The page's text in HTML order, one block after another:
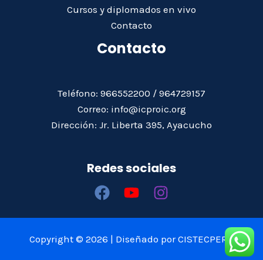
Cursos y diplomados en vivo
Contacto
Contacto
Teléfono: 966552200 / 964729157
Correo: info@icproic.org
Dirección: Jr. Liberta 395, Ayacucho
Redes sociales
Copyright © 2026 | Diseñado por CISTECPERÚ